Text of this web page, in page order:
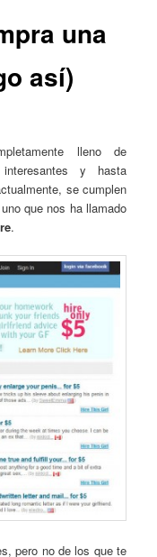
una
así)
lleno de
y hasta
se cumplen
que nos ha llamado
.
pero no de los que te